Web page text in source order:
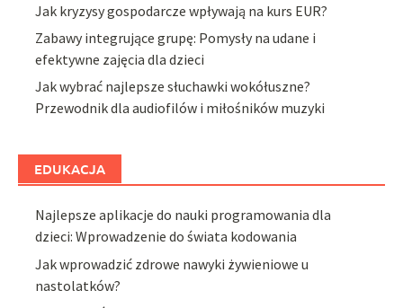
Jak kryzysy gospodarcze wpływają na kurs EUR?
Zabawy integrujące grupę: Pomysły na udane i
efektywne zajęcia dla dzieci
Jak wybrać najlepsze słuchawki wokółuszne?
Przewodnik dla audiofilów i miłośników muzyki
EDUKACJA
Najlepsze aplikacje do nauki programowania dla
dzieci: Wprowadzenie do świata kodowania
Jak wprowadzić zdrowe nawyki żywieniowe u
nastolatków?